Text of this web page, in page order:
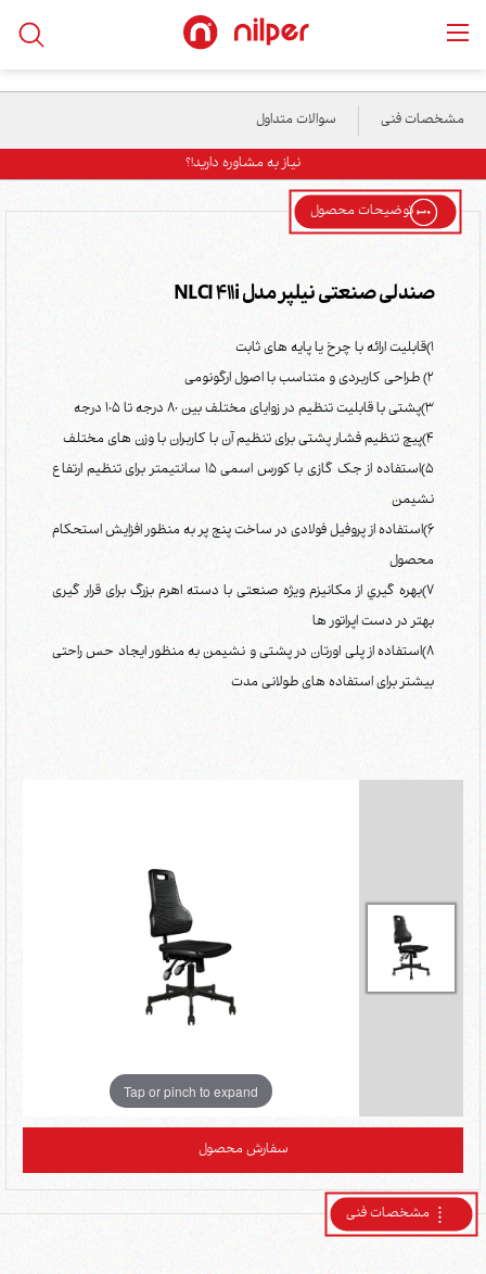
خانه/ صندلی صنعتی نیلپر مدل NLCI 411i
مشخصات فنی سوالات متداول
نیاز به مشاوره دارید!؟
توضیحات محصول
صندلی صنعتی نیلپر مدل NLCI 411i
1)قابلیت ارائه با چرخ یا پایه های ثابت
2) طراحی کاربردی و متناسب با اصول ارگونومی
3)پشتی با قابلیت تنظیم در زوایای مختلف بین 80 درجه تا 105 درجه
4)پیچ تنظیم فشار پشتی برای تنظیم آن با کاربران با وزن های مختلف
5)استفاده از جک گازی با کورس اسمی 15 سانتیمتر برای تنظیم ارتفاع
نشیمن
6)استفاده از پروفیل فولادی در ساخت پنج پر به منظور افزایش استحکام
محصول
7)بهره گيري از مکانيزم ویژه صنعتی با دسته اهرم بزرگ برای قرار گیری
بهتر در دست اپراتور ها
8)استفاده از پلی اورتان در پشتی و نشیمن به منظور ایجاد حس راحتی
بیشتر برای استفاده های طولانی مدت
Tap or pinch to expand
سفارش محصول
مشخصات فنی